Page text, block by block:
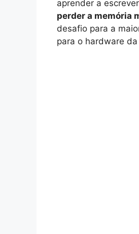
aprender a
perder a memória
desafio para a
para o hardware